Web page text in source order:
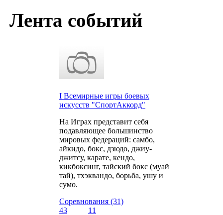
Лента событий
I Всемирные игры боевых
искусств "СпортАккорд"
На Играх представит себя
подавляющее большинство
мировых федераций: самбо,
айкидо, бокс, дзюдо, джиу-
джитсу, карате, кендо,
кикбоксинг, тайский бокс (муай
тай), тхэквандо, борьба, ушу и
сумо.
Соревнования (31)
43
11